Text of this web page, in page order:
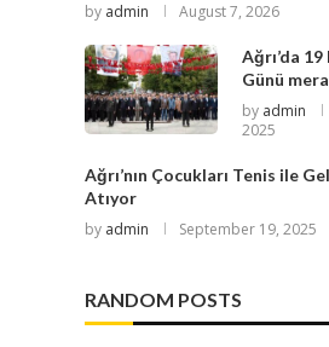
by admin August 7, 2026
Ağrı’da
Günü
by admin
2025
Ağrı’nın Çocukları Tenis ile
Atıyor
by admin September 19, 2025
RANDOM POSTS